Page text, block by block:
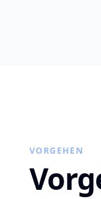
VORGEHEN